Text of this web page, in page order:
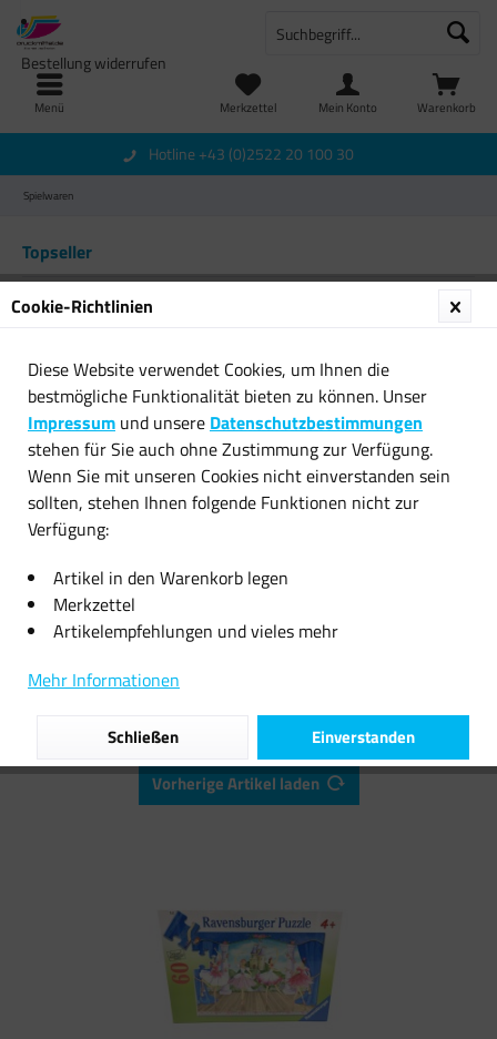
Menü Warenkorb
Merkzettel
Bestellung widerrufen
Mein Konto
Hotline +43 (0)2522 20 100 30
Spielwaren
Topseller
Polaroid 3D Pen Candy Play
Drucker Süßigkeiten...
19,99 € *
IDEFIX Asterix weißer Hund
Stofftier 20 cm...
Filtern
Vorherige Artikel laden
Cookie-Richtlinien
Diese Website verwendet Cookies, um Ihnen die
bestmögliche Funktionalität bieten zu können. Unser
Impressum und unsere Datenschutzbestimmungen
stehen für Sie auch ohne Zustimmung zur Verfügung.
Wenn Sie mit unseren Cookies nicht einverstanden sein
sollten, stehen Ihnen folgende Funktionen nicht zur
Verfügung:
Artikel in den Warenkorb legen
Merkzettel
Artikelempfehlungen und vieles mehr
Mehr Informationen
Einverstanden
Schließen